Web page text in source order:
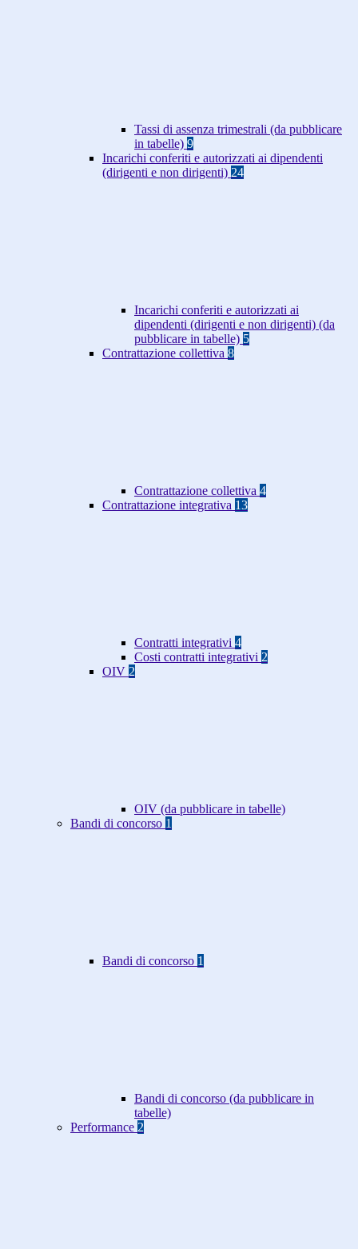
Tassi di assenza trimestrali (da pubblicare
in tabelle) 9
Incarichi conferiti e autorizzati ai dipendenti
(dirigenti e non dirigenti) 24
Incarichi conferiti e autorizzati ai
dipendenti (dirigenti e non dirigenti) (da
pubblicare in tabelle) 5
Contrattazione collettiva 8
Contrattazione collettiva 4
Contrattazione integrativa 13
Contratti integrativi 4
Costi contratti integrativi 2
OIV 2
OIV (da pubblicare in tabelle)
Bandi di concorso 1
Bandi di concorso 1
Bandi di concorso (da pubblicare in
tabelle)
Performance 2